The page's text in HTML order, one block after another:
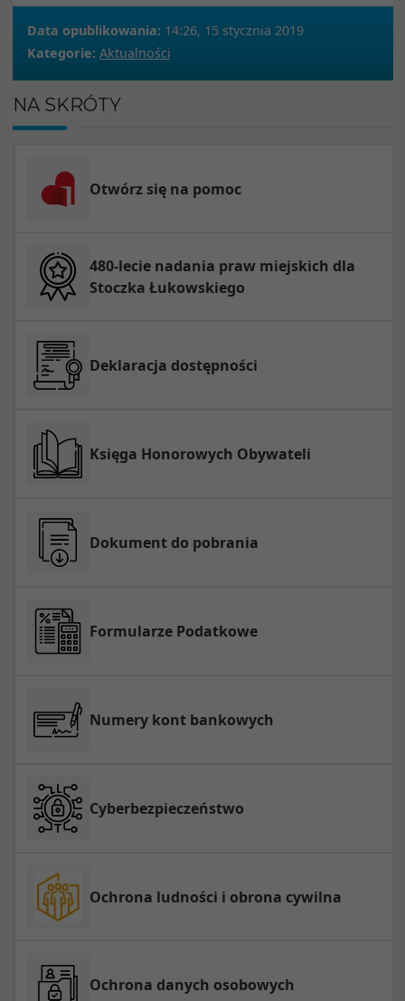
Data opublikowania: 14:26, 15 stycznia 2019
Kategorie: Aktualności
NA SKRÓTY
Otwórz się na pomoc
480-lecie nadania praw miejskich dla
Stoczka Łukowskiego
Deklaracja dostępności
Księga Honorowych Obywateli
Dokument do pobrania
Formularze Podatkowe
Numery kont bankowych
Cyberbezpieczeństwo
Ochrona ludności i obrona cywilna
Ochrona danych osobowych